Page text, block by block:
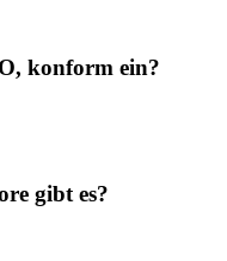
konform ein?
gibt es?